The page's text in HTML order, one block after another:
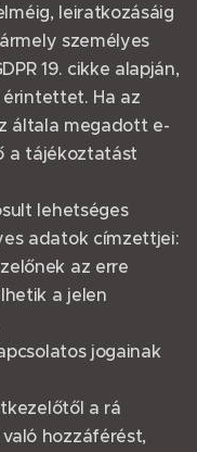
leiratkozásáig
személyes
19. cikke alapján,
Ha az
általa megadott e-
a tájékoztatást
lehetséges
adatok címzettjei:
az erre
a jelen
jogainak
a rá
hozzáférést,